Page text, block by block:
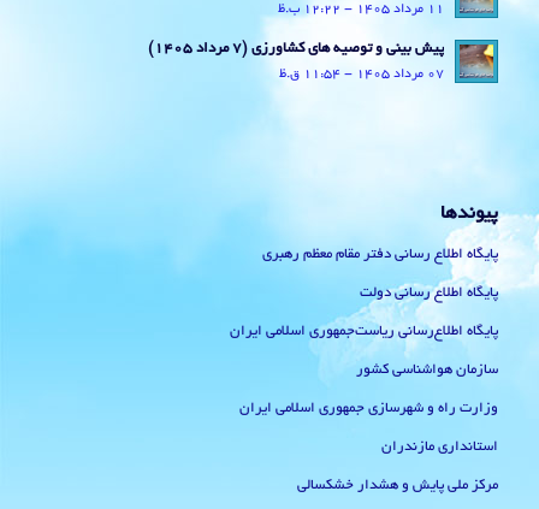
11 مرداد 1405 - 12:22 ب.ظ
پیش بینی و توصیه های کشاورزی (7 مرداد ۱۴۰۵)
07 مرداد 1405 - 11:54 ق.ظ
پیوندها
پایگاه اطلاع رسانی دفتر مقام معظم رهبری
پایگاه اطلاع رسانی دولت
پایگاه اطلاع‌رسانی ریاست‌جمهوری اسلامی ایران
سازمان هواشناسی کشور
وزارت راه و شهرسازی جمهوری اسلامی ایران
استانداری مازندران
مرکز ملی پایش و هشدار خشکسالی